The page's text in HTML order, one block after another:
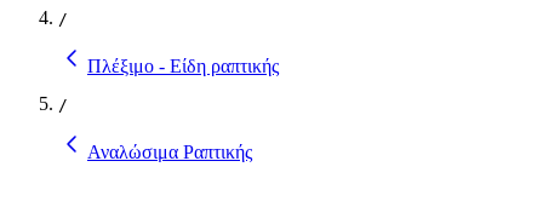
/
Πλέξιμο - Είδη ραπτικής
/
Αναλώσιμα Ραπτικής